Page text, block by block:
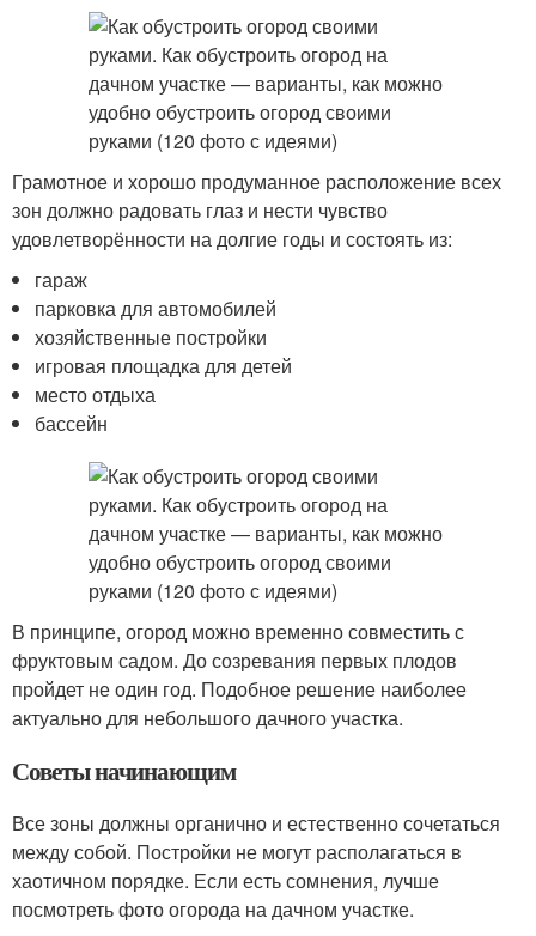
Грамотное и хорошо продуманное расположение всех
зон должно радовать глаз и нести чувство
удовлетворённости на долгие годы и состоять из:
гараж
парковка для автомобилей
хозяйственные постройки
игровая площадка для детей
место отдыха
бассейн
В принципе, огород можно временно совместить с
фруктовым садом. До созревания первых плодов
пройдет не один год. Подобное решение наиболее
актуально для небольшого дачного участка.
Советы начинающим
Все зоны должны органично и естественно сочетаться
между собой. Постройки не могут располагаться в
хаотичном порядке. Если есть сомнения, лучше
посмотреть фото огорода на дачном участке.